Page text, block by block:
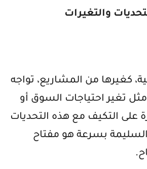
كغيرها من المشاريع، تواجه
تغير احتياجات السوق أو
على التكيف مع هذه التحديات
السليمة بسرعة هو مفتاح